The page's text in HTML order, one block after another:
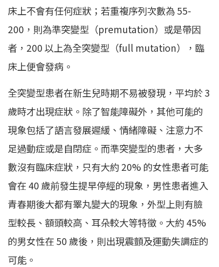
床上不會有任何症狀；若重複序列次數為 55-
200，則為準突變型（premutation）或是帶因
者，200 以上為全突變型（full mutation），臨
床上便會發病。
全突變型患者在新生兒時期不易被發現，平均於 3
歲時才出現症狀。除了智能障礙外，其他可能的
現象包括了語言發展遲緩、情緒障礙、注意力不
足過動症或是自閉症。而準突變型的患者，大多
數沒有臨床症狀，只有大約 20% 的女性患者可能
會在 40 歲前發生提早停經的現象，男性患者進入
青春期後大都有睪丸變大的現象，外型上則有臉
型較長、額頭較高、耳朵較大等特徵。大約 45%
的男女性在 50 歲後，則出現震顫及運動失調症的
可能。